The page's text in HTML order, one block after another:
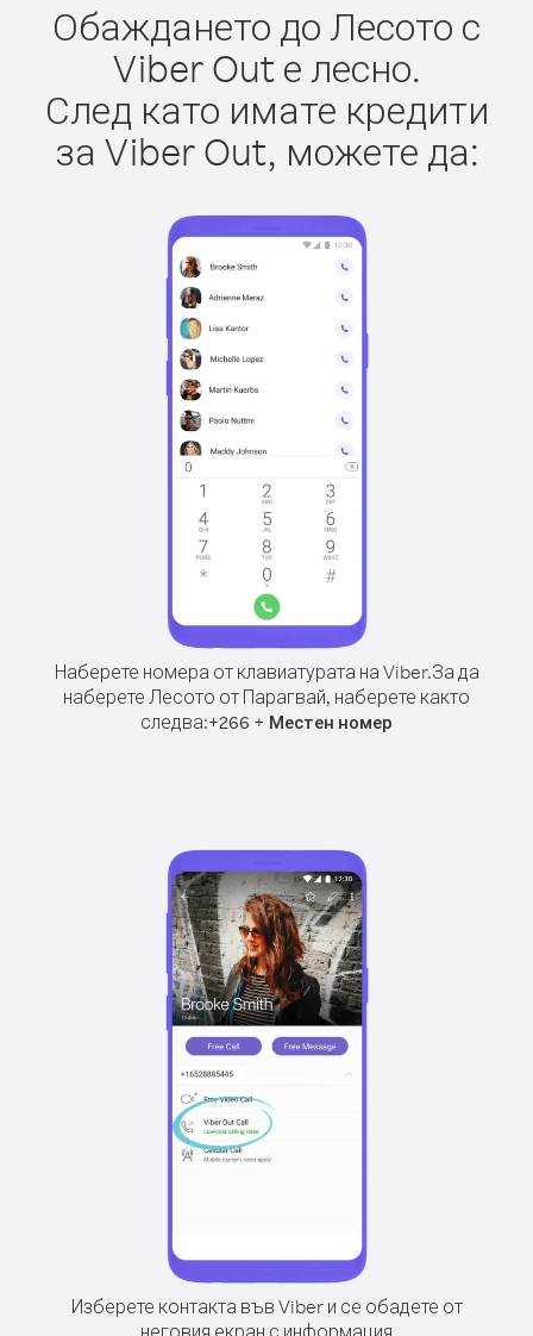
Обаждането до Лесото с
Viber Out е лесно.
След като имате кредити
за Viber Out, можете да:
Наберете номера от клавиатурата на Viber.За да
наберете Лесото от Парагвай, наберете както
следва:+266 + Местен номер
Изберете контакта във Viber и се обадете от
неговия екран с информация